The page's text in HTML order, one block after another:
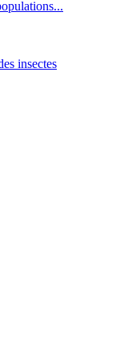
insectes